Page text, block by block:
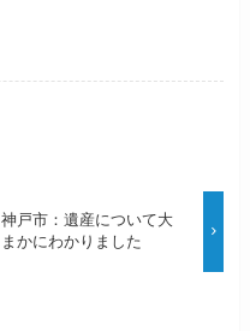
神戸市：遺産について大
まかにわかりました